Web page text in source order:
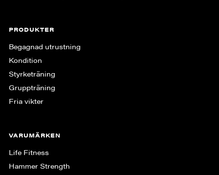
PRODUKTER
Begagnad utrustning
Kondition
Styrketräning
Gruppträning
Fria vikter
VARUMÄRKEN
Life Fitness
Hammer Strength